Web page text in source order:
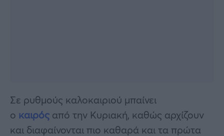
Σε ρυθμούς καλοκαιριού μπαίνει
ο καιρός από την Κυριακή, καθώς αρχίζουν
και διαφαίνονται πιο καθαρά και τα πρώτα